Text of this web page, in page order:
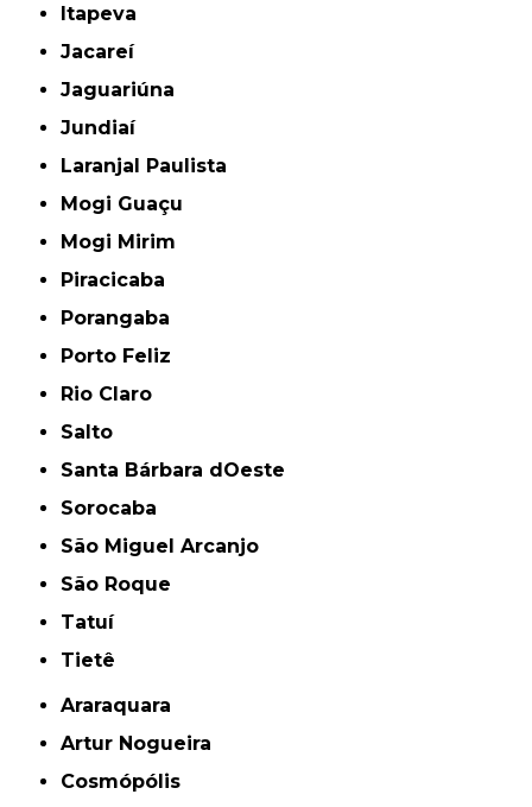
Itapeva
Jacareí
Jaguariúna
Jundiaí
Laranjal Paulista
Mogi Guaçu
Mogi Mirim
Piracicaba
Porangaba
Porto Feliz
Rio Claro
Salto
Santa Bárbara dOeste
Sorocaba
São Miguel Arcanjo
São Roque
Tatuí
Tietê
Araraquara
Artur Nogueira
Cosmópólis